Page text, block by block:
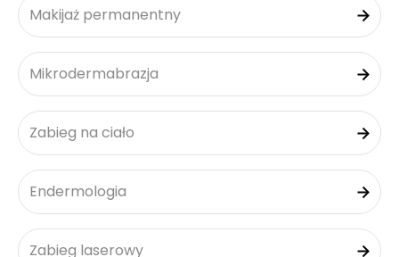
Makijaż permanentny
Mikrodermabrazja
Zabieg na ciało
Endermologia
Zabieg laserowy